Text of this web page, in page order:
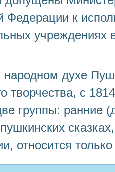
Федерации к
учреждениях
народном духе
творчества, с
группы: ранние
относится